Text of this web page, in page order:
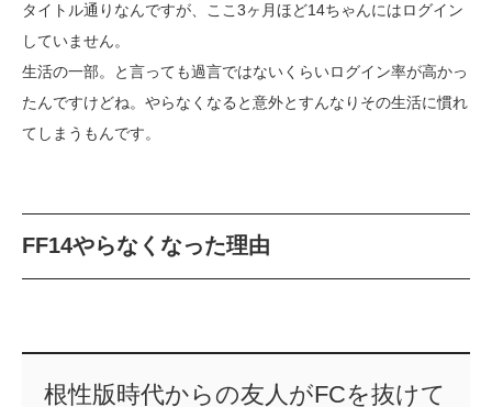
タイトル通りなんですが、ここ3ヶ月ほど14ちゃんにはログイン
していません。
生活の一部。と言っても過言ではないくらいログイン率が高かっ
たんですけどね。やらなくなると意外とすんなりその生活に慣れ
てしまうもんです。
FF14やらなくなった理由
根性版時代からの友人がFCを抜けて